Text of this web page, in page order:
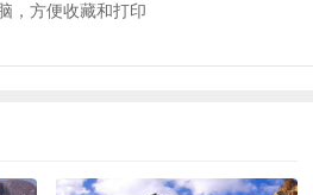
，方便收藏和打印